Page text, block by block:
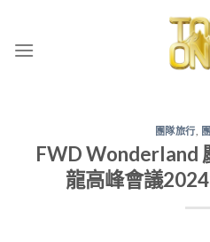
content
團隊旅行
FWD Wonderland
龍高峰會議